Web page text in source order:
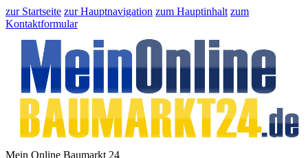
zur Startseite zur Hauptnavigation zum Hauptinhalt zum
Kontaktformular
Mein Online Baumarkt 24